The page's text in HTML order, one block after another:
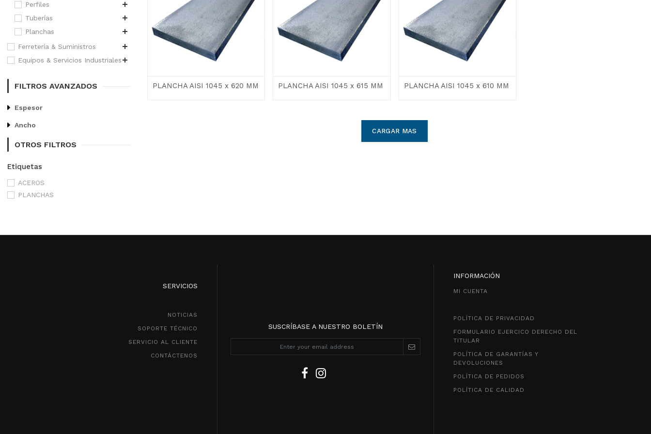
Perfiles
Tuberías
Planchas
Ferretería & Suministros
Equipos & Servicios Industriales
FILTROS AVANZADOS
Espesor
Ancho
OTROS FILTROS
Etiquetas
ACEROS
PLANCHAS
PLANCHA AISI 1045 x 620 MM PLANCHA AISI 1045 x 615 MM PLANCHA AISI 1045 x 610 MM
CARGAR MAS
SERVICIOS
NOTICIAS
SOPORTE TÉCNICO
SERVICIO AL CLIENTE
CONTÁCTENOS
SUSCRÍBASE A NUESTRO BOLETÍN
INFORMACIÓN
MI CUENTA
POLÍTICA DE PRIVACIDAD
FORMULARIO EJERCICO DERECHO DEL
TITULAR
POLÍTICA DE GARANTÍAS Y
DEVOLUCIONES
POLÍTICA DE PEDIDOS
POLÍTICA DE CALIDAD